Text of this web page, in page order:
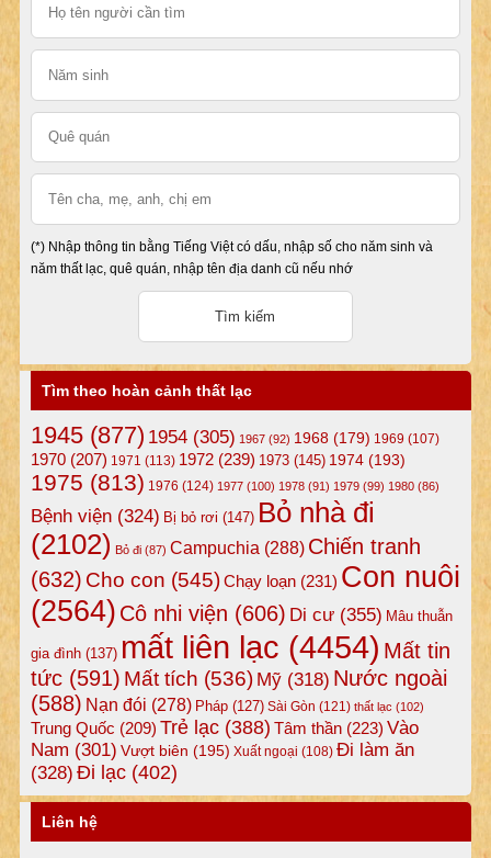
(*) Nhập thông tin bằng Tiếng Việt có dấu, nhập số cho năm sinh và
năm thất lạc, quê quán, nhập tên địa danh cũ nếu nhớ
Tìm theo hoàn cảnh thất lạc
1945(877) 1954(305) 1967(92) 1968(179) 1969 (107)
1970(207) 1971 (113) 1972(239) 1973(145) 1974(193)
1975 (813) 1976 (124) 1977(100) 1978(91) 1979(99) 1980(86)
Bệnh viện(324) Bị bỏ rơi (147) Bỏ nhà đi
(2102) Bỏ đi(87) Campuchia (288) Chiến tranh
(632) Cho con (545)Chạy loạn(231) Con nuôi
(2564) Cô nhi viện (606) Di cư(355) Mâu thuẫn
gia đình(137) mất liên lạc (4454) Mất tin
tức(591) Mất tích (536) Mỹ(318) Nước ngoài
(588) Nạn đói (278) Pháp(127) Sài Gòn (121) thất lạc (102)
Trung Quốc (209) Trẻ lạc(388) Tâm thần(223) Vào
Nam (301) Vượt biên (195) Xuất ngoại (108) Đi làm ăn
(328) Đi lạc(402)
Liên hệ